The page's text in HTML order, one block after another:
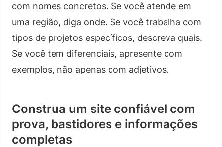
com nomes concretos. Se você atende em
uma região, diga onde. Se você trabalha com
tipos de projetos específicos, descreva quais.
Se você tem diferenciais, apresente com
exemplos, não apenas com adjetivos.
Construa um site confiável com
prova, bastidores e informações
completas